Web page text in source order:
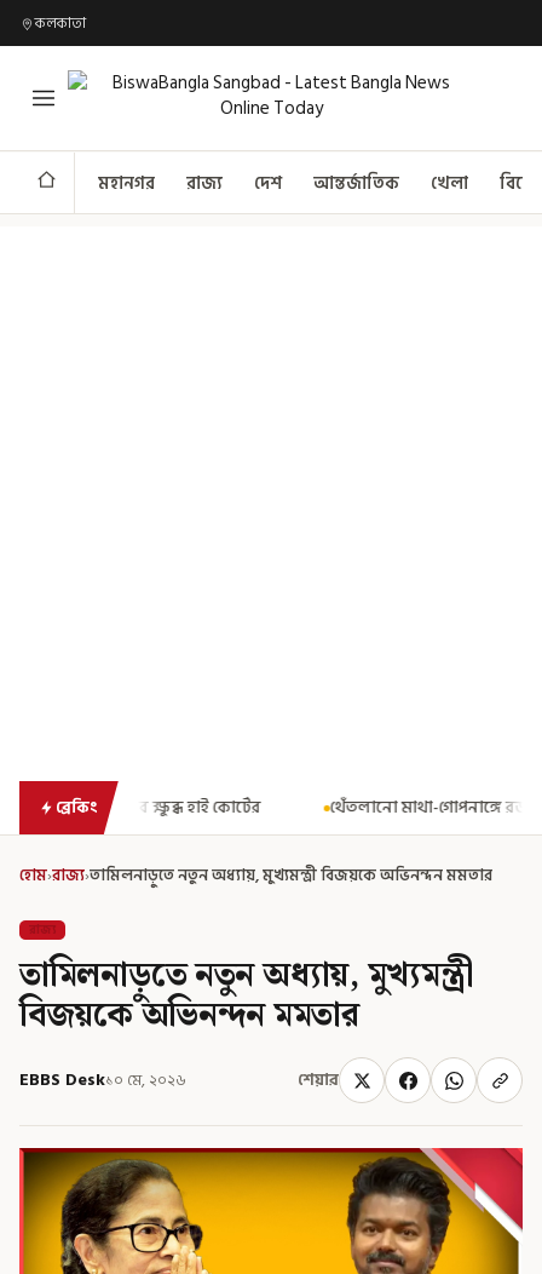
কলকাতা
মহানগর রাজ্য দেশ আন্তর্জাতিক খেলা
ব্রেকিং
কোর্টের থেঁতলানো মাথা-গোপনাঙ্গে রড! বিজেপিশাসিত অসমে
হোম›রাজ্য›তামিলনাড়ুতে নতুন অধ্যায়, মুখ্যমন্ত্রী বিজয়কে অভিনন্দন মমতার
রাজ্য
তামিলনাড়ুতে নতুন অধ্যায়, মুখ্যমন্ত্রী
বিজয়কে অভিনন্দন মমতার
EBBS Desk১০ মে, ২০২৬ শেয়ার